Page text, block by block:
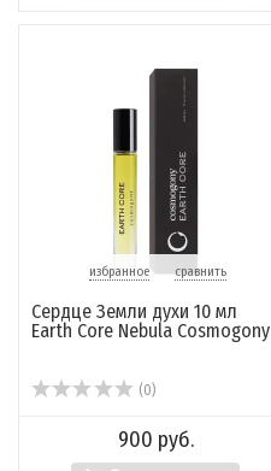
избранное сравнить
Сердце Земли духи 10 мл
Earth Core Nebula Cosmogony
(0)
900 руб.